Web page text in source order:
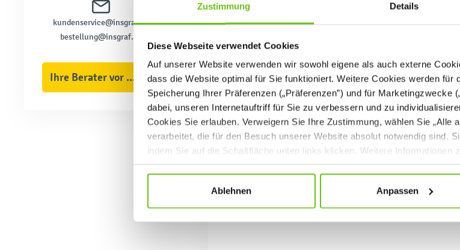
Zustimmung Details
Diese Webseite verwendet Cookies
Auf unserer Website verwenden wir sowohl eigene als auch externe
dass die Website optimal für Sie funktioniert. Weitere Cookies werden für
Speicherung Ihrer Präferenzen („Präferenzen”) und für Marketingzwecke
dabei, unseren Internetauftriff für Sie zu verbessern und zu
Cookies Sie erlauben. Verweigern Sie Ihre Zustimmung, wählen Sie „Alle
verarbeitet, die für den Besuch unserer Website absolut notwendig sind.
indem Sie auf die Schaltfläche unten links klicken. Weitere Informationen
Datenschutzrichtlinien.
Ablehnen Anpassen
kundenservice@insgraf.de
bestellung@insgraf.de
Ihre Berater vor Ort